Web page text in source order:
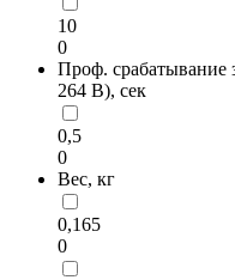
10
0
Проф. срабатывание
264 В), сек
0,5
0
Вес, кг
0,165
0